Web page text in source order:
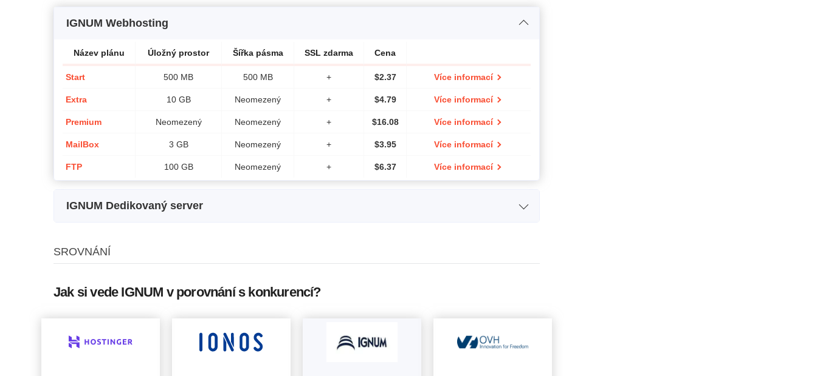
IGNUM Webhosting
Název plánu Úložný prostor Šířka pásma SSL zdarma Cena
Start 500 MB 500 MB + $2.37 Více informací
Extra 10 GB Neomezený + $4.79 Více informací
Premium Neomezený Neomezený + $16.08 Více informací
MailBox 3 GB Neomezený + $3.95 Více informací
FTP 100 GB Neomezený + $6.37 Více informací
IGNUM Dedikovaný server
SROVNÁNÍ
Jak si vede IGNUM v porovnání s konkurencí?